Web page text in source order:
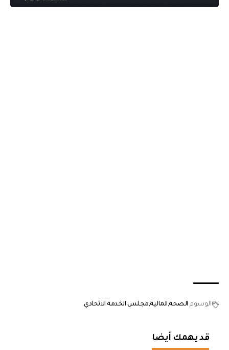
الوسوم الصحة المالية مجلس الخدمة الاتحادي
قد يهمك أيضا